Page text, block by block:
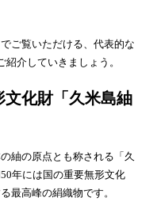
ご覧いただける、代表的な
介していきましょう。
化財「久米島紬
紬の原点とも称される「久
年には国の重要無形文化
最高峰の絹織物です。